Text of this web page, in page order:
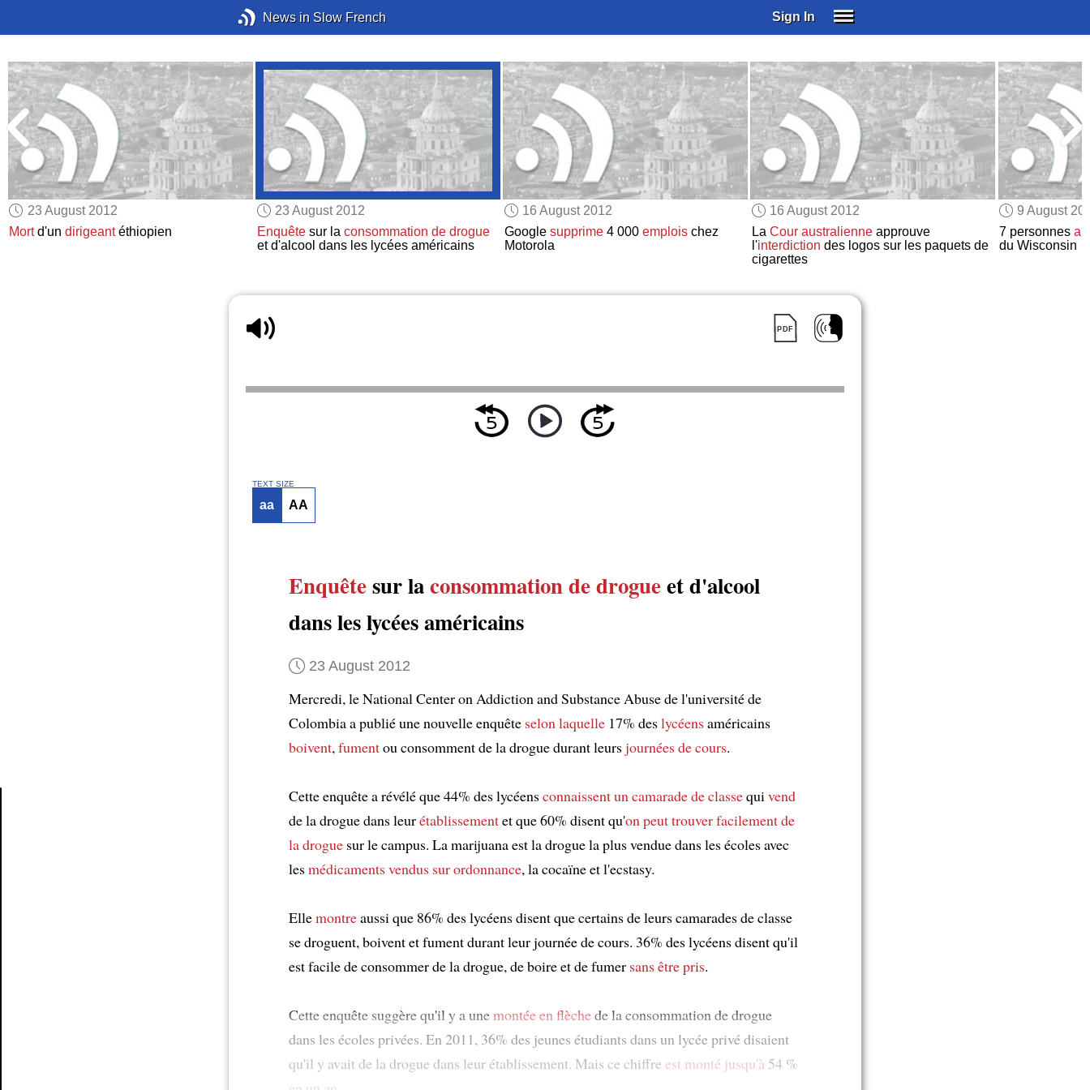
News in Slow French Sign In
SUBSCRIBE
EDUCATIONAL LICENSES
GIFT CARDS
OTHER LANGUAGES
ABOUT US
ALEXA
ADJUST COLORS
23 August 2012
Mortd'undirigeantéthiopien
23 August 2012
Enquêtesur la consommation de drogue
et d'alcool dans les lycées américains
16 August 2012
Google supprime4 000 emploischez
Motorola
16 August 2012
La Cour australienneapprouve
l'interdiction des logos sur les paquets de
cigarettes
9 August
7 personnes
du Wisconsin
TEXT SIZE
aa AA
Enquêtesur laconsommation de drogueet d'alcool
dans les lycées américains
23 August 2012
Mercredi, le National Center on Addiction and Substance Abuse de l'université de
Colombia a publié une nouvelle enquête selon laquelle 17% deslycéensaméricains
boivent,fumentou consomment de la drogue durant leursjournées de cours.
Cette enquête a révélé que 44% des lycéensconnaissent un camarade de classequivend
de la drogue dans leurétablissementet que 60% disent qu'on peut trouver facilement de
la drogue sur le campus. La marijuana est la drogue la plus vendue dans les écoles avec
lesmédicaments vendus sur ordonnance, la cocaïne et l'ecstasy.
Ellemontreaussi que 86% des lycéens disent que certains de leurs camarades de classe
se droguent, boivent et fument durant leur journée de cours. 36% des lycéens disent qu'il
est facile de consommer de la drogue, de boire et de fumer sans être pris.
Cette enquête suggère qu'il y a unemontée en flèchede la consommation de drogue
dans les écoles privées. En 2011, 36% des jeunes étudiants dans un lycée privé disaient
qu'il y avait de la drogue dans leur établissement. Mais ce chiffre est monté jusqu'à 54 %